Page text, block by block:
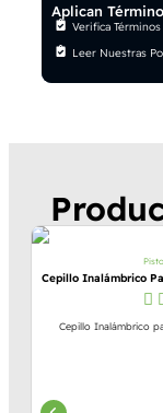
Aplican
Verifica
Leer Nuestras
Cepillo Inalámbrico
Cepillo Inalámbrico